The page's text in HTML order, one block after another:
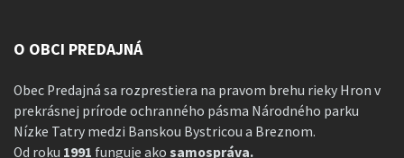
O OBCI PREDAJNÁ
Obec Predajná sa rozprestiera na pravom brehu rieky Hron v
prekrásnej prírode ochranného pásma Národného parku
Nízke Tatry medzi Banskou Bystricou a Breznom.
Od roku 1991 funguje ako samospráva.